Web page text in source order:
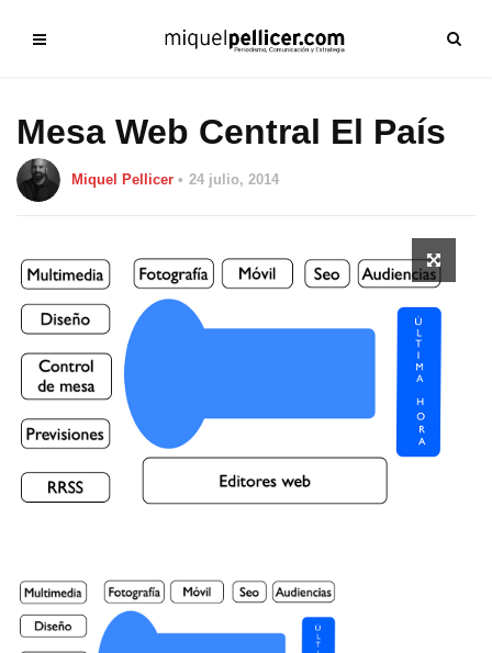
Mesa Web Central El País
Miquel Pellicer 24 julio, 2014